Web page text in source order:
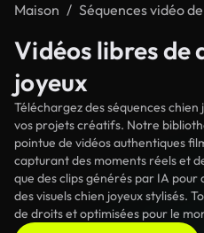
Maison Séquences vidéo
Vidéos libres de
joyeux
Téléchargez des séquences
vos projets créatifs. Notre
pointue de vidéos authentiques
capturant des moments réels et
que des clips générés par IA
des visuels chien joyeux stylisés.
de droits et optimisées pour le